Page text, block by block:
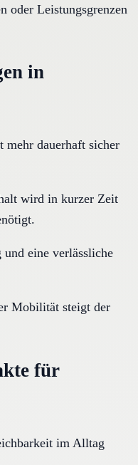
oder Leistungsgrenzen
in
mehr dauerhaft sicher
wird in kurzer Zeit
eine verlässliche
Mobilität steigt der
für
im Alltag